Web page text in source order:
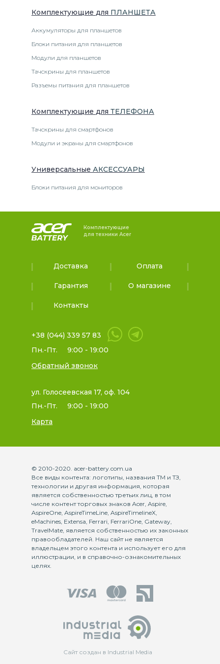
Комплектующие для ПЛАНШЕТА
Аккумуляторы для планшетов
Блоки питания для планшетов
Модули для планшетов
Тачскрины для планшетов
Разъемы питания для планшетов
Комплектующие для ТЕЛЕФОНА
Тачскрины для смартфонов
Модули и экраны для смартфонов
Универсальные АКСЕССУАРЫ
Блоки питания для мониторов
Комплектующие
для техники Acer
Доставка Оплата
Гарантия О магазине
Контакты
+38 (044) 339 57 83
Пн.-Пт.
9:00 - 19:00
Обратный звонок
ул. Голосеевская 17, оф. 104
Пн.-Пт.
9:00 - 19:00
Карта
© 2010-2020. acer-battery.com.ua
Все виды контента: логотипы, названия ТМ и ТЗ,
технологии и другая информация, которая
является собственностью третьих лиц, в том
числе контент торговых знаков Acer, Aspire,
AspireOne, AspireTimeLine, AspireTimelineX,
eMachines, Extensa, Ferrari, FerrariOne, Gateway,
TravelMate, является собственностью их законных
правообладателей. Наш сайт не является
владельцем этого контента и использует его для
иллюстрации, и в справочно-ознакомительных
целях.
Сайт создан в Industrial Media